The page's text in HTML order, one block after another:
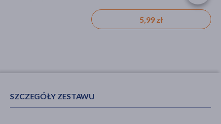
5,99 zł
9,48 zł
SZCZEGÓŁY ZESTAWU